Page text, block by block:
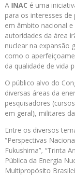
A INAC é uma
para os interesses
em âmbito nacional
autoridades da área
nuclear na expansão
como o
da qualidade de vida
O público alvo do
diversas áreas da
pesquisadores
em geral), militares
Entre os diversos
“Perspectivas
Fukushima”, “Trinta
Pública da Energia
Multipropósito